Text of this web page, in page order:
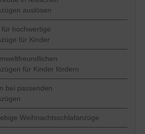
auslösen
hochwertige
für Kinder
für Kinder fördern
bei passenden
Weihnachtsschlafanzüge